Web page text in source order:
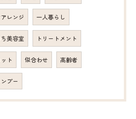
レンジ 一人暮らし
美容室 トリートメント
ト 似合わせ 高齢者
プー